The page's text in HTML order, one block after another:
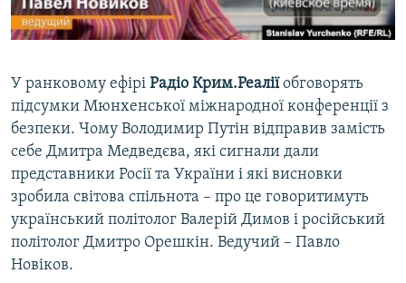
СВІДЧЕННЯ ОКУПАЦІЇ
ІНФОГРАФІКА
Русский
Qırımtatar
ДОЛУЧАЙСЯ!
Усі сайти RFE/RL
У ранковому ефірі Радіо Крим.Реаліїобговорять
підсумки Мюнхенської міжнародної конференції з
безпеки. Чому Володимир Путін відправив замість
себе Дмитра Медведєва, які сигнали дали
представники Росії та України і які висновки
зробила світова спільнота – про це говоритимуть
український політолог Валерій Димов і російський
політолог Дмитро Орешкін. Ведучий – Павло
Новіков.